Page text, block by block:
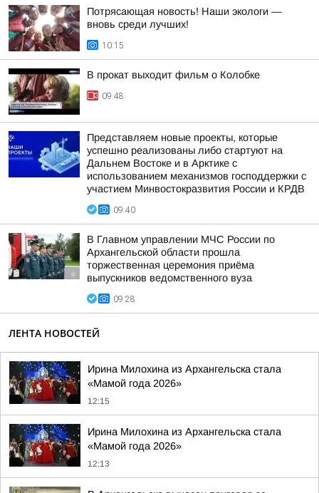
Потрясающая новость! Наши экологи —
вновь среди лучших!
10:15
В прокат выходит фильм о Колобке
09:48
Представляем новые проекты, которые
успешно реализованы либо стартуют на
Дальнем Востоке и в Арктике с
использованием механизмов господдержки с
участием Минвостокразвития России и КРДВ
09:40
В Главном управлении МЧС России по
Архангельской области прошла
торжественная церемония приёма
выпускников ведомственного вуза
09:28
ЛЕНТА НОВОСТЕЙ
Ирина Милохина из Архангельска стала
«Мамой года 2026»
12:15
Ирина Милохина из Архангельска стала
«Мамой года 2026»
12:13